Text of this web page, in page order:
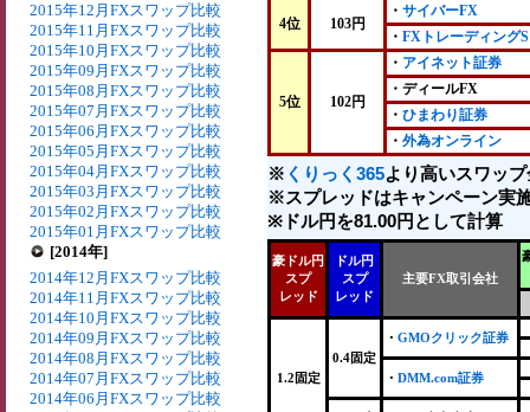
2015年12月FXスワップ比較
2015年11月FXスワップ比較
2015年10月FXスワップ比較
2015年09月FXスワップ比較
2015年08月FXスワップ比較
2015年07月FXスワップ比較
2015年06月FXスワップ比較
2015年05月FXスワップ比較
2015年04月FXスワップ比較
2015年03月FXスワップ比較
2015年02月FXスワップ比較
2015年01月FXスワップ比較
[2014年]
2014年12月FXスワップ比較
2014年11月FXスワップ比較
2014年10月FXスワップ比較
2014年09月FXスワップ比較
2014年08月FXスワップ比較
2014年07月FXスワップ比較
2014年06月FXスワップ比較
4位 103円
・ サイバーFX
・ FXトレーディングS
5位 102円
・ アイネット証券
・ディールFX
・ ひまわり証券
・ 外為オンライン
※ くりっく365より高いスワッ
※スプレッドはキャンペーン実
※ドル円を81.00円として計算
豪ドル円
スプ
レッド
ドル円
スプ
レッド
主要FX取引会社
1.2固定
0.4固定
・ GMOクリック証券
・ DMM.com証券